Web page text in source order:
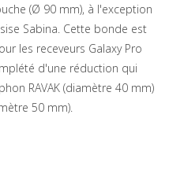
(Ø 90 mm), à l'exception
Sabina. Cette bonde est
les receveurs Galaxy Pro
d'une réduction qui
RAVAK (diamètre 40 mm)
50 mm).